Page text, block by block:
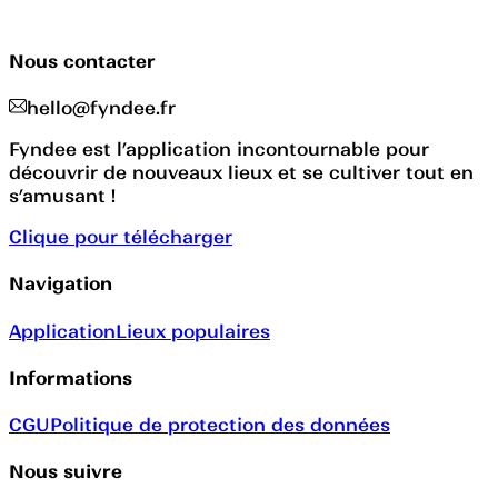
Nous contacter
hello@fyndee.fr
Fyndee est l’application incontournable pour
découvrir de nouveaux lieux et se cultiver tout en
s’amusant !
Clique pour télécharger
Navigation
ApplicationLieux populaires
Informations
CGUPolitique de protection des données
Nous suivre